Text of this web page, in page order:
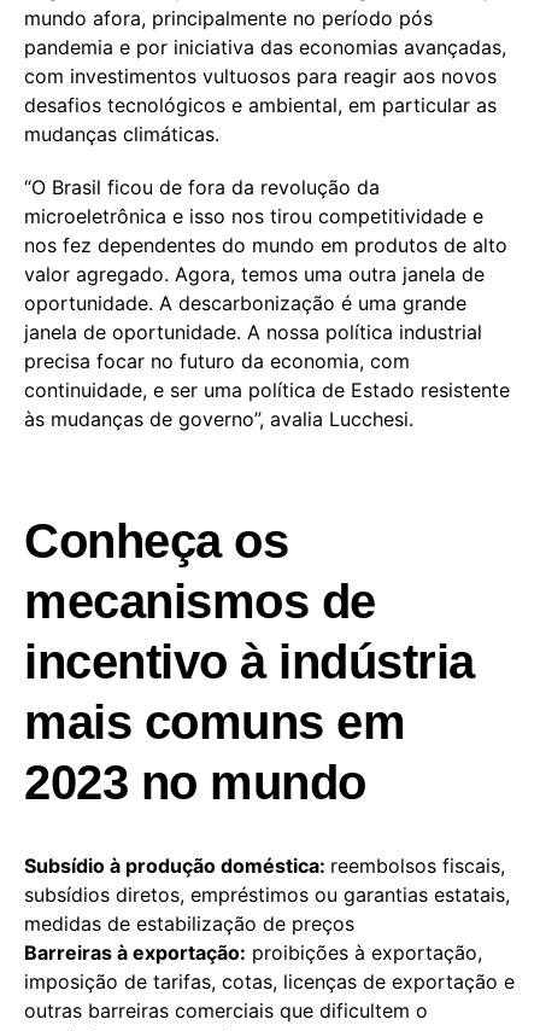
mundo afora, principalmente no período pós
pandemia e por iniciativa das economias avançadas,
com investimentos vultuosos para reagir aos novos
desafios tecnológicos e ambiental, em particular as
mudanças climáticas.
“O Brasil ficou de fora da revolução da
microeletrônica e isso nos tirou competitividade e
nos fez dependentes do mundo em produtos de alto
valor agregado. Agora, temos uma outra janela de
oportunidade. A descarbonização é uma grande
janela de oportunidade. A nossa política industrial
precisa focar no futuro da economia, com
continuidade, e ser uma política de Estado resistente
às mudanças de governo”, avalia Lucchesi.
Conheça os
mecanismos de
incentivo à indústria
mais comuns em
2023 no mundo
Subsídio à produção doméstica: reembolsos fiscais,
subsídios diretos, empréstimos ou garantias estatais,
medidas de estabilização de preços
Barreiras à exportação: proibições à exportação,
imposição de tarifas, cotas, licenças de exportação e
outras barreiras comerciais que dificultem o